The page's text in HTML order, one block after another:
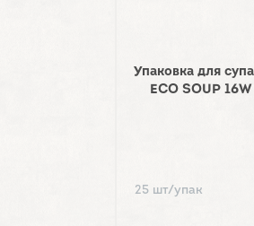
Упаковка для
ECO SOUP
25 шт/упак